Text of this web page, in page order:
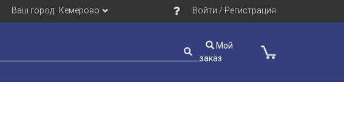
Ваш город: Кемерово Войти / Регистрация
Мой
заказ